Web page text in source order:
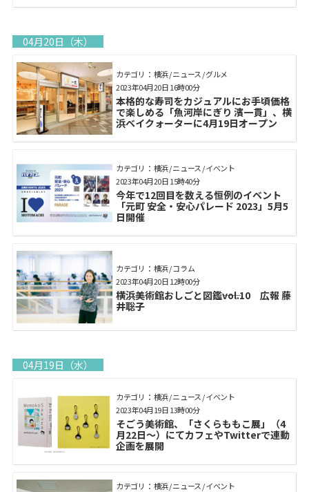
04月20日（木）
カテゴリ： 横浜 / ニュース / グルメ
本格的な寿司をカジュアルにお手頃価格
で楽しめる「魚河岸にぎり 濱一貫」、横
浜ベイクォーターに4月19日オープン
2023年04月20日 16時00分
カテゴリ： 横浜 / ニュース / イベント
今年で12回目を数える恒例のイベント
「元町 安全・安心パレード 2023」5月5
日開催
2023年04月20日 15時40分
カテゴリ： 横浜 / コラム
横浜美術館おしごと図鑑――vol.10 広報 藤
井聡子
2023年04月20日 12時00分
04月19日（水）
カテゴリ： 横浜 / ニュース / イベント
そごう美術館、「さくらももこ展」（4
月22日～）にてカフェやTwitterで連動
企画を展開
2023年04月19日 13時00分
カテゴリ： 横浜 / ニュース / イベント